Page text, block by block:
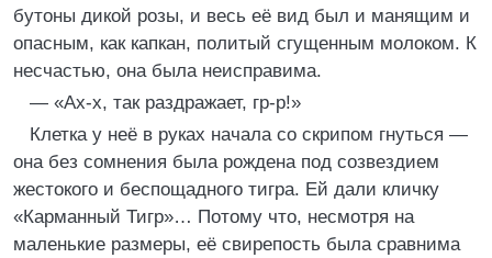
бутоны дикой розы, и весь её вид был и манящим и
опасным, как капкан, политый сгущенным молоком. К
несчастью, она была неисправима.
— «Ах-х, так раздражает, гр-р!»
Клетка у неё в руках начала со скрипом гнуться —
она без сомнения была рождена под созвездием
жестокого и беспощадного тигра. Ей дали кличку
«Карманный Тигр»… Потому что, несмотря на
маленькие размеры, её свирепость была сравнима